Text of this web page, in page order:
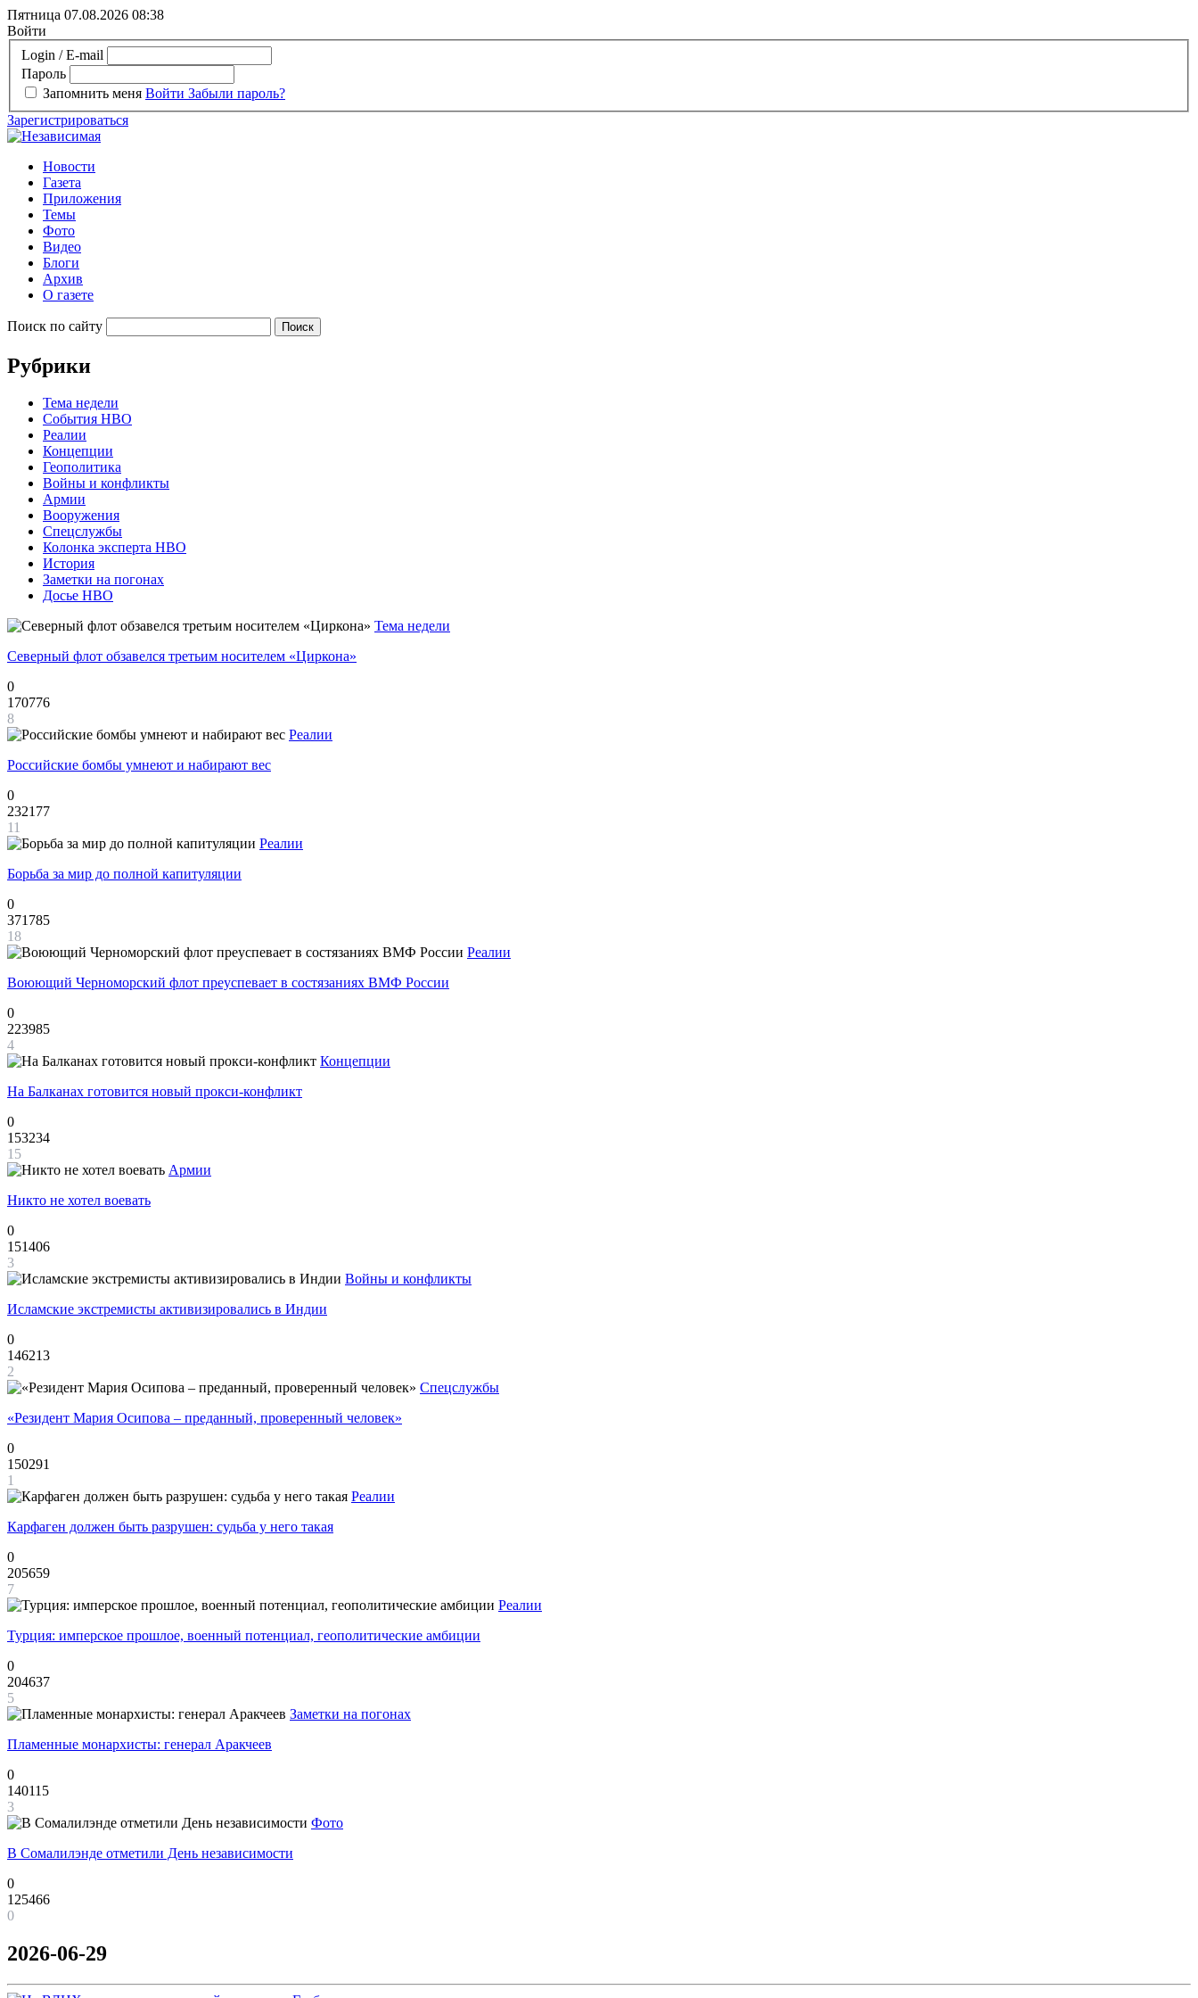
Пятница 07.08.2026 08:38
Войти
Login / E-mail
Пароль
Запомнить меня Войти Забыли пароль?
Зарегистрироваться
Новости
Газета
Приложения
Темы
Фото
Видео
Блоги
Архив
О газете
Поиск по сайту
Рубрики
Тема недели
События НВО
Реалии
Концепции
Геополитика
Войны и конфликты
Армии
Вооружения
Спецслужбы
Колонка эксперта НВО
История
Заметки на погонах
Досье НВО
Тема недели
Северный флот обзавелся третьим носителем «Циркона»
0
170776
8
Реалии
Российские бомбы умнеют и набирают вес
0
232177
11
Реалии
Борьба за мир до полной капитуляции
0
371785
18
Реалии
Воюющий Черноморский флот преуспевает в состязаниях ВМФ России
0
223985
4
Концепции
На Балканах готовится новый прокси-конфликт
0
153234
15
Армии
Никто не хотел воевать
0
151406
3
Войны и конфликты
Исламские экстремисты активизировались в Индии
0
146213
2
Спецслужбы
«Резидент Мария Осипова – преданный, проверенный человек»
0
150291
1
Реалии
Карфаген должен быть разрушен: судьба у него такая
0
205659
7
Реалии
Турция: имперское прошлое, военный потенциал, геополитические амбиции
0
204637
5
Заметки на погонах
Пламенные монархисты: генерал Аракчеев
0
140115
3
Фото
В Сомалилэнде отметили День независимости
0
125466
0
2026-06-29